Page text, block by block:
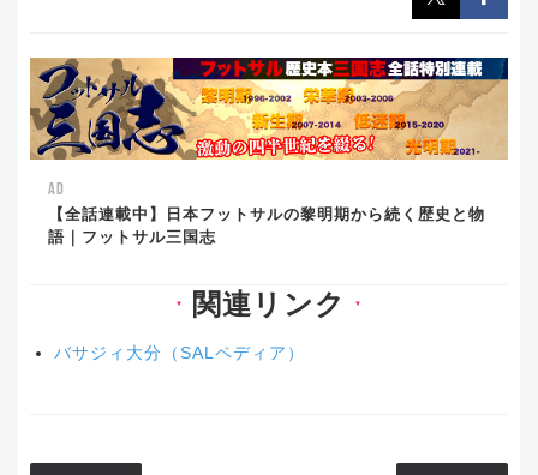
AD
【全話連載中】日本フットサルの黎明期から続く歴史と物
語｜フットサル三国志
▼ 関連リンク ▼
バサジィ大分（SALペディア）